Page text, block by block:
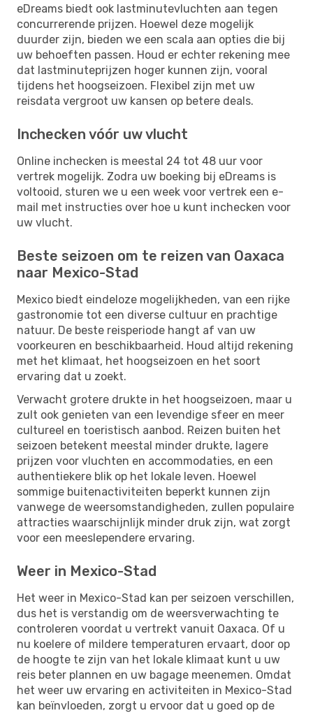
eDreams biedt ook lastminutevluchten aan tegen
concurrerende prijzen. Hoewel deze mogelijk
duurder zijn, bieden we een scala aan opties die bij
uw behoeften passen. Houd er echter rekening mee
dat lastminuteprijzen hoger kunnen zijn, vooral
tijdens het hoogseizoen. Flexibel zijn met uw
reisdata vergroot uw kansen op betere deals.
Inchecken vóór uw vlucht
Online inchecken is meestal 24 tot 48 uur voor
vertrek mogelijk. Zodra uw boeking bij eDreams is
voltooid, sturen we u een week voor vertrek een e-
mail met instructies over hoe u kunt inchecken voor
uw vlucht.
Beste seizoen om te reizen van Oaxaca
naar Mexico-Stad
Mexico biedt eindeloze mogelijkheden, van een rijke
gastronomie tot een diverse cultuur en prachtige
natuur. De beste reisperiode hangt af van uw
voorkeuren en beschikbaarheid. Houd altijd rekening
met het klimaat, het hoogseizoen en het soort
ervaring dat u zoekt.
Verwacht grotere drukte in het hoogseizoen, maar u
zult ook genieten van een levendige sfeer en meer
cultureel en toeristisch aanbod. Reizen buiten het
seizoen betekent meestal minder drukte, lagere
prijzen voor vluchten en accommodaties, en een
authentiekere blik op het lokale leven. Hoewel
sommige buitenactiviteiten beperkt kunnen zijn
vanwege de weersomstandigheden, zullen populaire
attracties waarschijnlijk minder druk zijn, wat zorgt
voor een meeslependere ervaring.
Weer in Mexico-Stad
Het weer in Mexico-Stad kan per seizoen verschillen,
dus het is verstandig om de weersverwachting te
controleren voordat u vertrekt vanuit Oaxaca. Of u
nu koelere of mildere temperaturen ervaart, door op
de hoogte te zijn van het lokale klimaat kunt u uw
reis beter plannen en uw bagage meenemen. Omdat
het weer uw ervaring en activiteiten in Mexico-Stad
kan beïnvloeden, zorgt u ervoor dat u goed op de